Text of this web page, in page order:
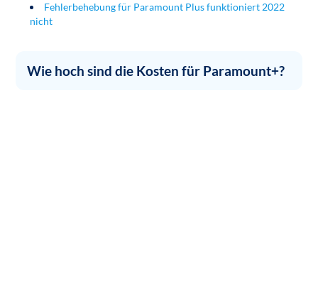
Fehlerbehebung für Paramount Plus funktioniert 2022
nicht
Wie hoch sind die Kosten für Paramount+?